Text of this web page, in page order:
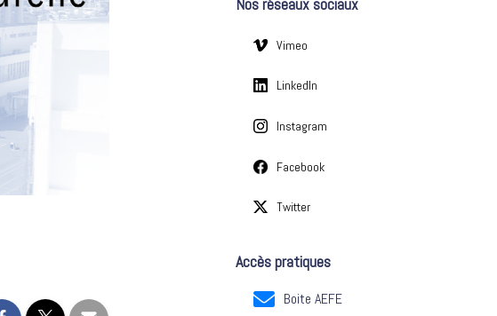
e
Vimeo
LinkedIn
Instagram
Facebook
Twitter
Accès pratiques
Boite AEFE